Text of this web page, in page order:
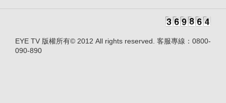
EYE TV 版權所有© 2012 All rights reserved. 客服專線：0800-
090-890